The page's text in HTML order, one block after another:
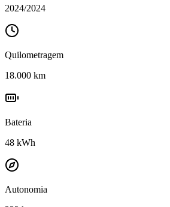
2024/2024
Quilometragem
18.000 km
Bateria
48 kWh
Autonomia